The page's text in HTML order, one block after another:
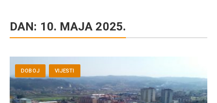
DAN: 10. MAJA 2025.
DOBOJ VIJESTI